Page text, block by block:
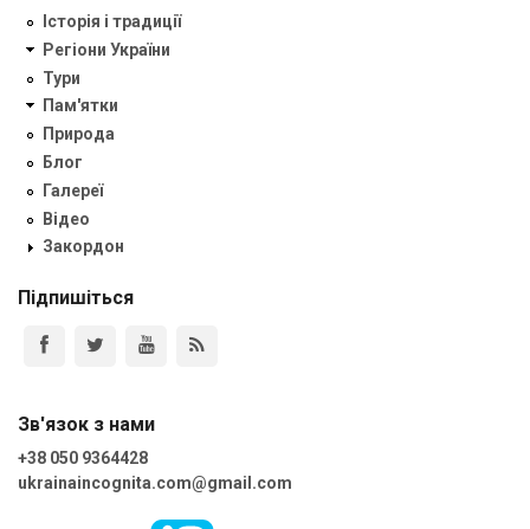
Історія і традиції
Регіони України
Тури
Пам'ятки
Природа
Блог
Галереї
Відео
Закордон
Підпишіться
Зв'язок з нами
+38 050 9364428
ukrainaincognita.com@gmail.com